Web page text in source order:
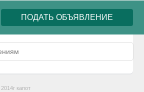
ПОДАТЬ ОБЪЯВЛЕНИЕ
капот